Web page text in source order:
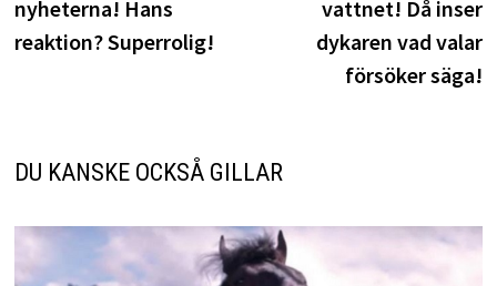
nyheterna! Hans
reaktion? Superrolig!
vattnet! Då inser
dykaren vad valar
försöker säga!
DU KANSKE OCKSÅ GILLAR